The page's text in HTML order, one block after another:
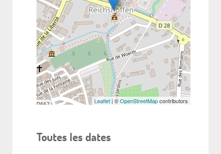
Leaflet | ©OpenStreetMapcontributors
Toutes les dates